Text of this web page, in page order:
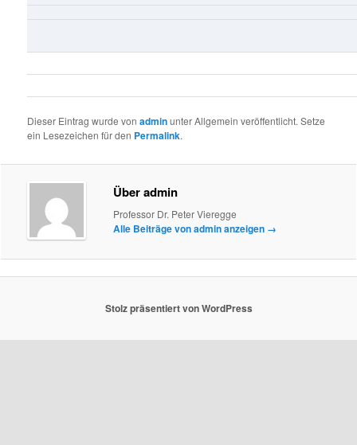
Dieser Eintrag wurde vonadminunter Allgemein veröffentlicht. Setze
ein Lesezeichen für den Permalink.
Über admin
Professor Dr. Peter Vieregge
Alle Beiträge von admin anzeigen →
Stolz präsentiert von WordPress